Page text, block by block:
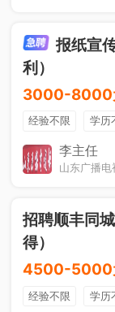
报纸宣
利）
3000-8000
经验不限 学历
节日福利
销售
李主任
山东广播
招聘顺丰同
得）
4500-5000
经验不限 学历